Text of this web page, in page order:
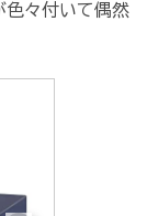
色々付いて偶然